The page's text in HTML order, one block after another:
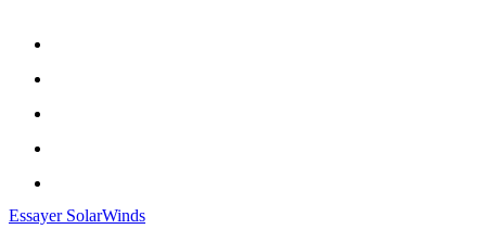
Essayer SolarWinds